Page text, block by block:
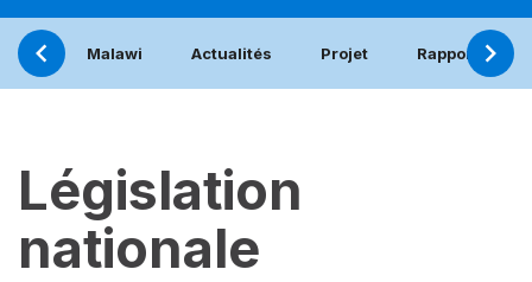
Malawi Actualités Projet Rapport
Législation
nationale